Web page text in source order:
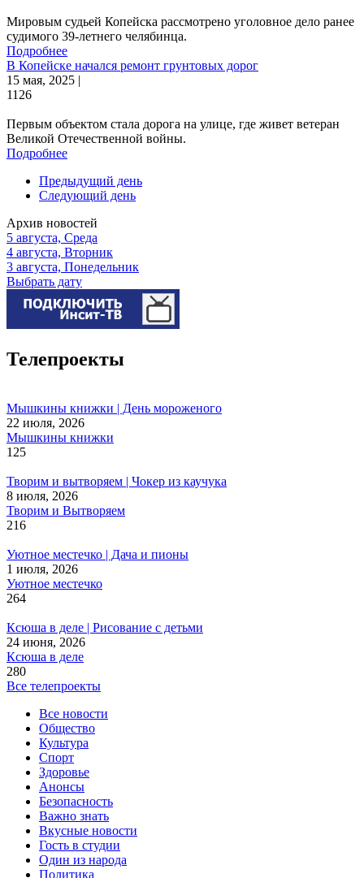
Мировым судьей Копейска рассмотрено уголовное дело ранее
судимого 39-летнего челябинца.
Подробнее
В Копейске начался ремонт грунтовых дорог
15 мая, 2025 |
1126
Первым объектом стала дорога на улице, где живет ветеран
Великой Отечественной войны.
Подробнее
Предыдущий день
Следующий день
Архив новостей
5 августа, Среда
4 августа, Вторник
3 августа, Понедельник
Выбрать дату
Телепроекты
Мышкины книжки | День мороженого
22 июля, 2026
Мышкины книжки
125
Творим и вытворяем | Чокер из каучука
8 июля, 2026
Творим и Вытворяем
216
Уютное местечко | Дача и пионы
1 июля, 2026
Уютное местечко
264
Ксюша в деле | Рисование с детьми
24 июня, 2026
Ксюша в деле
280
Все телепроекты
Все новости
Общество
Культура
Спорт
Здоровье
Анонсы
Безопасность
Важно знать
Вкусные новости
Гость в студии
Один из народа
Политика